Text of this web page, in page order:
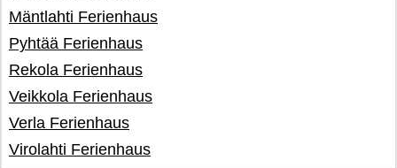
Mäntlahti Ferienhaus
Pyhtää Ferienhaus
Rekola Ferienhaus
Veikkola Ferienhaus
Verla Ferienhaus
Virolahti Ferienhaus